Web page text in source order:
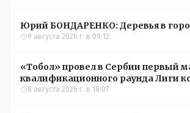
Юрий БОНДАРЕНКО: Деревья в
9 августа 2026 г. в 09:12
«Тобол» провел в Сербии первый
квалификационного раунда Лиги
УЕФА
8 августа 2026 г. в 18:07